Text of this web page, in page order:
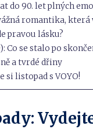
do 90. let plných
romantika,
pravou lásku?
Co se stalo po
a tvrdé dřiny
listopad s VOYO!